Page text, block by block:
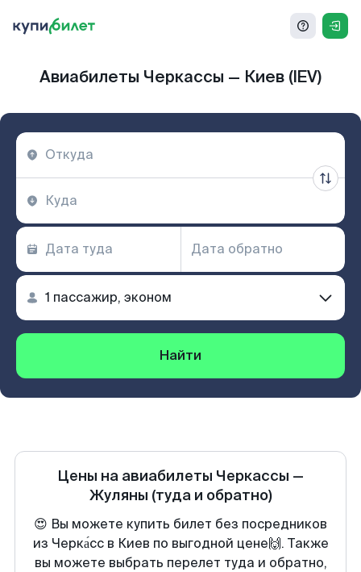
Авиабилеты Черкассы — Киев (IEV)
Найти
Цены на авиабилеты Черкассы —
Жуляны (туда и обратно)
😍 Вы можете купить билет без посредников
из Черка́сс в Киев по выгодной цене🙌. Также
вы можете выбрать перелет туда и обратно,